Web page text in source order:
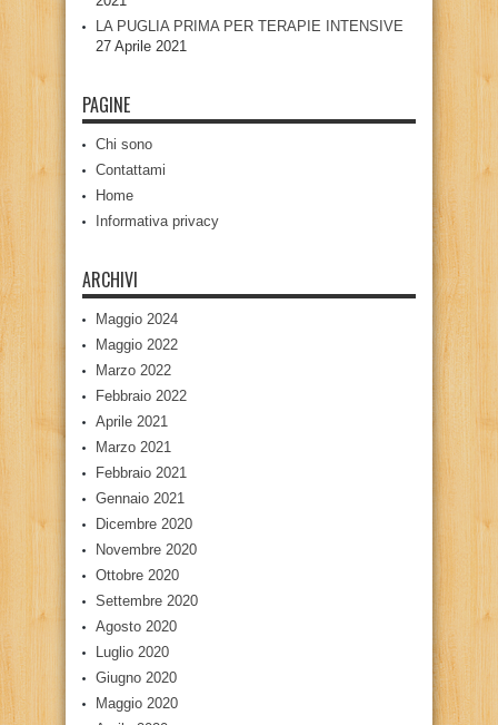
LA PUGLIA PRIMA PER TERAPIE INTENSIVE
27 Aprile 2021
PAGINE
Chi sono
Contattami
Home
Informativa privacy
ARCHIVI
Maggio 2024
Maggio 2022
Marzo 2022
Febbraio 2022
Aprile 2021
Marzo 2021
Febbraio 2021
Gennaio 2021
Dicembre 2020
Novembre 2020
Ottobre 2020
Settembre 2020
Agosto 2020
Luglio 2020
Giugno 2020
Maggio 2020